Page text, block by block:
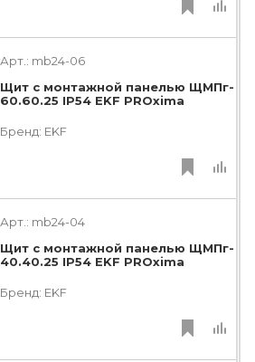
Арт.: mb24-06
Щит с монтажной панелью ЩМПг-
60.60.25 IP54 EKF PROxima
Бренд: EKF
Арт.: mb24-04
Щит с монтажной панелью ЩМПг-
40.40.25 IP54 EKF PROxima
Бренд: EKF